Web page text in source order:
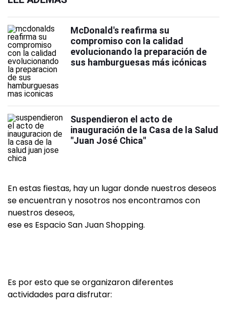
McDonald's reafirma su
compromiso con la calidad
evolucionando la preparación de
sus hamburguesas más icónicas
Suspendieron el acto de
inauguración de la Casa de la Salud
"Juan José Chica"
En estas fiestas, hay un lugar donde nuestros deseos
se encuentran y nosotros nos encontramos con
nuestros deseos,
ese es Espacio San Juan Shopping.
Es por esto que se organizaron diferentes
actividades para disfrutar: